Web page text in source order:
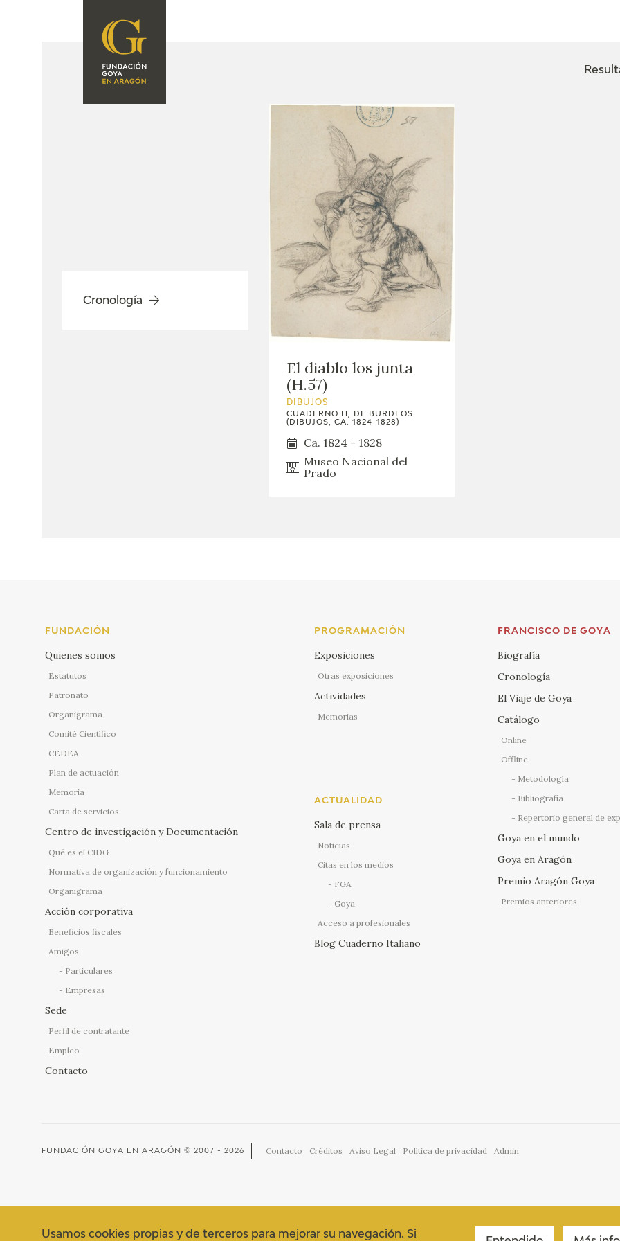
FUNDACIÓN
PRENSA
BLOG CUADERNO
ITALIANO
GOYA EN ARAGÓN
GOYA
EDICIONES
Cronología
El diablo los junta
(H.57)
DIBUJOS
CUADERNO H, DE BURDEOS
(DIBUJOS, CA. 1824-1828)
Ca. 1824 - 1828
Museo Nacional del
Prado
FUNDACIÓN
Quienes somos
Estatutos
Patronato
Organigrama
Comité Científico
CEDEA
Plan de actuación
Memoria
Carta de servicios
Centro de investigación y Documentación
Qué es el CIDG
Normativa de organización y funcionamiento
Organigrama
Acción corporativa
Beneficios fiscales
Amigos
Particulares
Empresas
Sede
Perfil de contratante
Empleo
Contacto
PROGRAMACIÓN
Exposiciones
Otras exposiciones
Actividades
Memorias
ACTUALIDAD
Sala de prensa
Noticias
Citas en los medios
FGA
Goya
Acceso a profesionales
Blog Cuaderno Italiano
FRANCISCO DE GOYA
Biografía
Cronología
El Viaje de Goya
Catálogo
Online
Offline
Metodología
Bibliografía
Repertorio general de
Goya en el mundo
Goya en Aragón
Premio Aragón Goya
Premios anteriores
FUNDACIÓN GOYA EN ARAGÓN © 2007 - 2026 Contacto Créditos Aviso Legal Política de privacidad Admin
Usamos cookies propias y de terceros para mejorar su navegación. Si